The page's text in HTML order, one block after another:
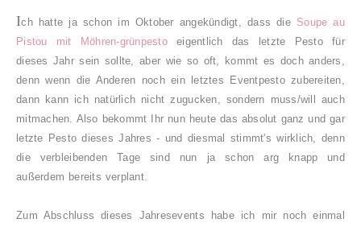
Ich hatte ja schon im Oktober angekündigt, dass die Soupe au
Pistou mit Möhren-grünpestoeigentlich das letzte Pesto für
dieses Jahr sein sollte, aber wie so oft, kommt es doch anders,
denn wenn die Anderen noch ein letztes Eventpesto zubereiten,
dann kann ich natürlich nicht zugucken, sondern muss/will auch
mitmachen. Also bekommt Ihr nun heute das absolut ganz und gar
letzte Pesto dieses Jahres - und diesmal stimmt's wirklich, denn
die verbleibenden Tage sind nun ja schon arg knapp und
außerdem bereits verplant.
Zum Abschluss dieses Jahresevents habe ich mir noch einmal